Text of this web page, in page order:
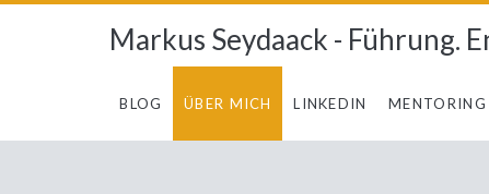
Markus Seydaack - Führung.
BLOG ÜBER MICH LINKEDIN MENTORING